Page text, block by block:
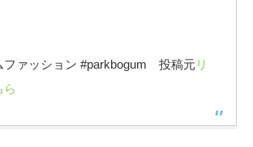
ファッション #parkbogum 投稿元リ
ら